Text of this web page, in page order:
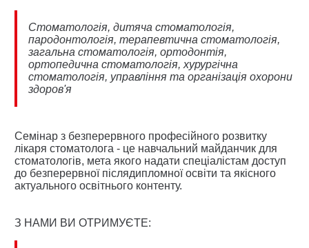
Стоматологія, дитяча стоматологія,
пародонтологія, терапевтична стоматологія,
загальна стоматологія, ортодонтія,
ортопедична стоматологія, хурургічна
стоматологія, управління та організація охорони
здоров'я
Семінар з безперервного професійного розвитку
лікаря стоматолога - це навчальний майданчик для
стоматологів, мета якого надати спеціалістам доступ
до безперервної післядипломної освіти та якісного
актуального освітнього контенту.
З НАМИ ВИ ОТРИМУЄТЕ: